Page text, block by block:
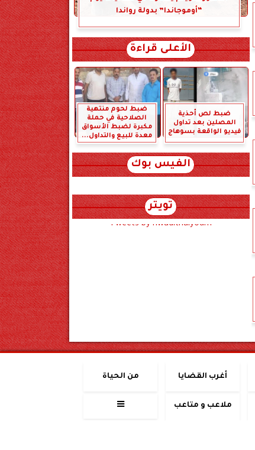
“أوموجاندا” بدولة رواندا
الأعلى قراءة
ضبط لص أحذية
المصلين بعد تداول
فيديو الواقعة بسوهاج
ضبط لحوم منتهية
الصلاحية في حملة
مكبرة لضبط الأسواق
معدة للبيع والتداول...
الفيس بوك
تويتر
Tweets by hwadithalyoum
أغرب القضايا من الحياة
ملاعب و متاعب 